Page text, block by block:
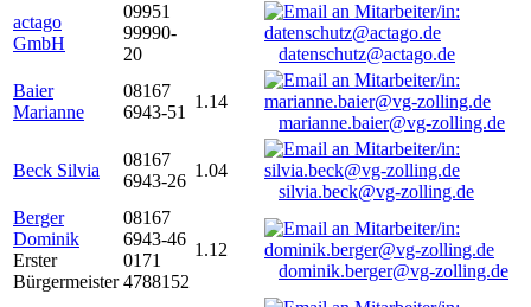
actago
GmbH
09951
99990-
20
datenschutz@actago.de
Baier
Marianne
08167
6943-51
1.14
marianne.baier@vg-zolling.de
Beck Silvia
08167
6943-26
1.04
silvia.beck@vg-zolling.de
Berger
Dominik
Erster
Bürgermeister
08167
6943-46
0171
4788152
1.12
dominik.berger@vg-zolling.de